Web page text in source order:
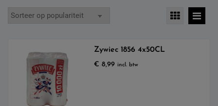
populariteit
Zywiec 1856 4x50CL
€ 8,99 incl. btw